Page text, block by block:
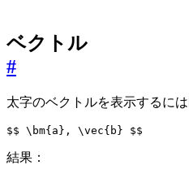
ベクトル
#
太字のベクトルを表示するには
$$ \bm{a}, \vec{b} $$
結果：